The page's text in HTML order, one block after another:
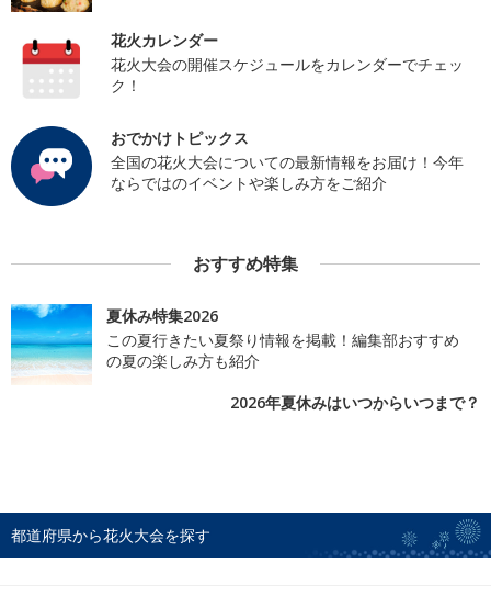
花火カレンダー
花火大会の開催スケジュールをカレンダーでチェッ
ク！
おでかけトピックス
全国の花火大会についての最新情報をお届け！今年
ならではのイベントや楽しみ方をご紹介
おすすめ特集
夏休み特集2026
この夏行きたい夏祭り情報を掲載！編集部おすすめ
の夏の楽しみ方も紹介
2026年夏休みはいつからいつまで？
都道府県から花火大会を探す